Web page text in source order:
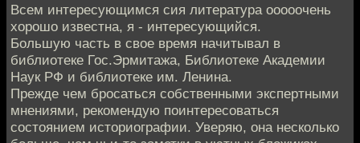
Всем интересующимся сия литература ооооочень
хорошо известна, я - интересующийся.
Большую часть в свое время начитывал в
библиотеке Гос.Эрмитажа, Библиотеке Академии
Наук РФ и библиотеке им. Ленина.
Прежде чем бросаться собственными экспертными
мнениями, рекомендую поинтересоваться
состоянием историографии. Уверяю, она несколько